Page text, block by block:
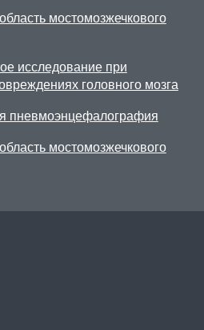
мостомозжечкового
исследование при
головного мозга
пневмоэнцефалография
мостомозжечкового